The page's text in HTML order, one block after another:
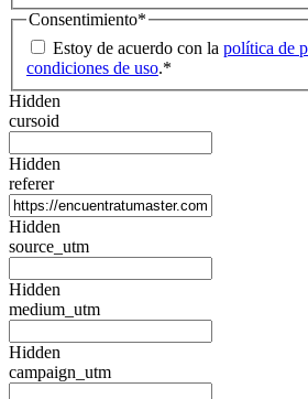
Consentimiento*
Estoy de acuerdo con la política de
condiciones de uso.*
Hidden
cursoid
Hidden
referer
Hidden
source_utm
Hidden
medium_utm
Hidden
campaign_utm